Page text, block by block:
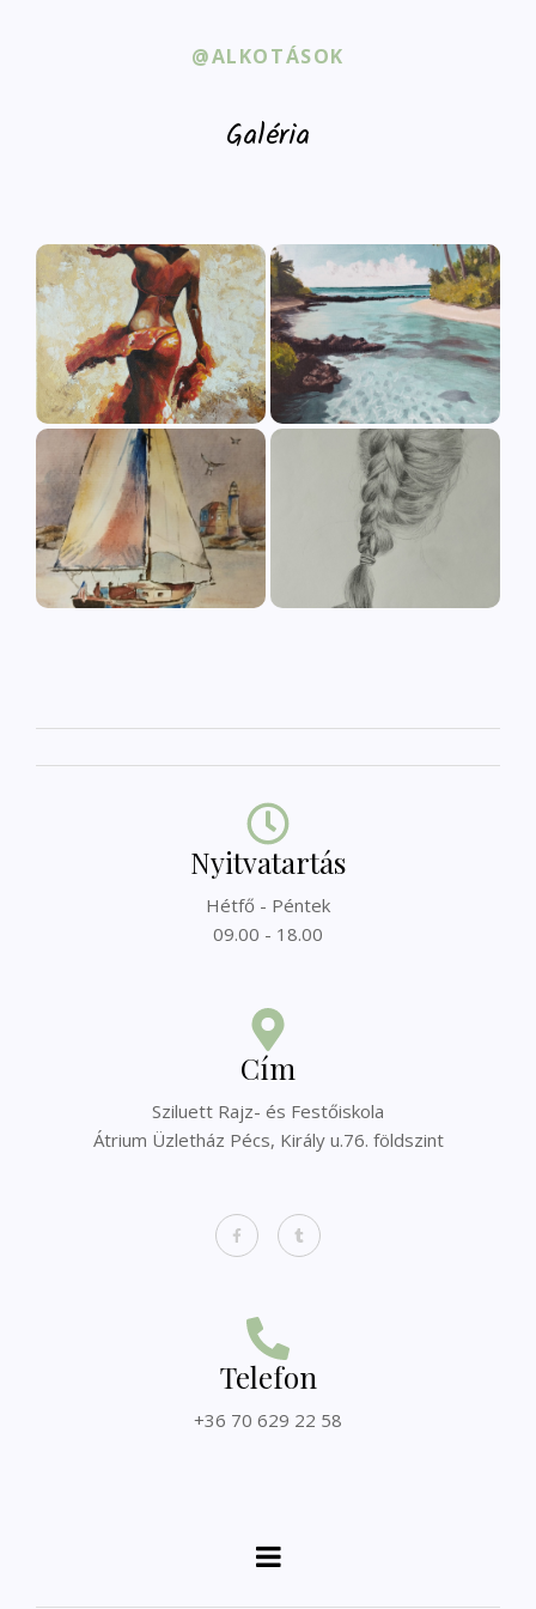
@ALKOTÁSOK
Galéria
Nyitvatartás
Hétfő - Péntek
09.00 - 18.00
Cím
Sziluett Rajz- és Festőiskola
Átrium Üzletház Pécs, Király u.76. földszint
Telefon
+36 70 629 22 58